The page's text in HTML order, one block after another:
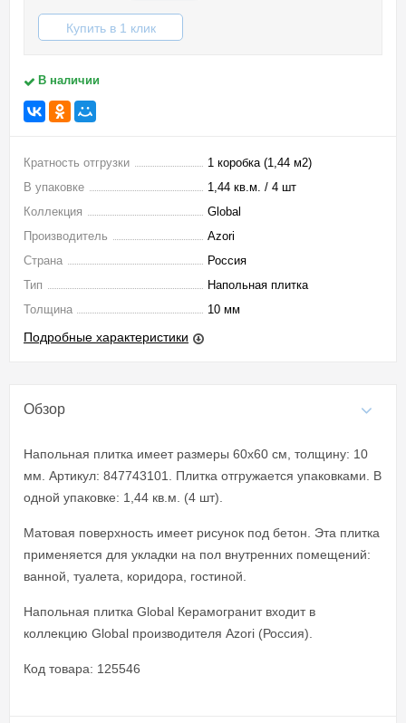
Купить в 1 клик
В наличии
Кратность отгрузки
1 коробка (1,44 м2)
В упаковке
1,44 кв.м. / 4 шт
Коллекция
Global
Производитель
Azori
Страна
Россия
Тип
Напольная плитка
Толщина
10 мм
Подробные характеристики
Обзор
Напольная плитка имеет размеры 60x60 см, толщину: 10
мм. Артикул: 847743101. Плитка отгружается упаковками. В
одной упаковке: 1,44 кв.м. (4 шт).
Матовая поверхность имеет рисунок под бетон. Эта плитка
применяется для укладки на пол внутренних помещений:
ванной, туалета, коридора, гостиной.
Напольная плитка Global Керамогранит входит в
коллекцию Global производителя Azori (Россия).
Код товара: 125546